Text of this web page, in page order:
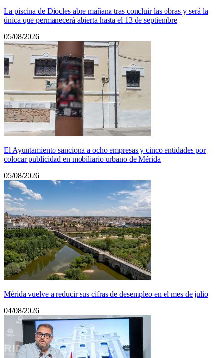
La piscina de Diocles abre mañana tras concluir las obras y será la
única que permanecerá abierta hasta el 13 de septiembre
05/08/2026
El Ayuntamiento sanciona a ocho empresas y cinco entidades por
colocar publicidad en mobiliario urbano de Mérida
05/08/2026
Mérida vuelve a reducir sus cifras de desempleo en el mes de julio
04/08/2026